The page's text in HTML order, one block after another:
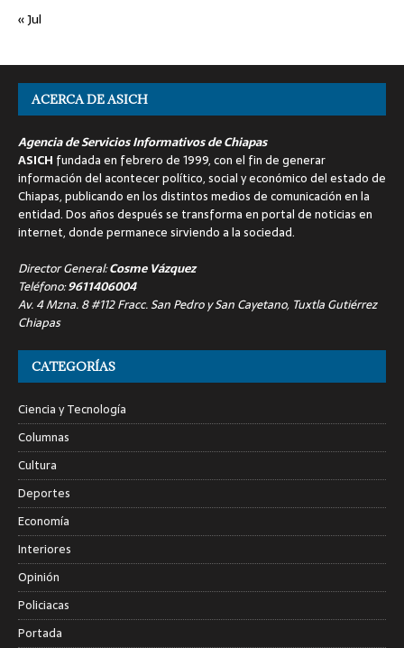
« Jul
ACERCA DE ASICH
Agencia de Servicios Informativos de Chiapas
ASICH fundada en febrero de 1999, con el fin de generar
información del acontecer político, social y económico del estado de
Chiapas, publicando en los distintos medios de comunicación en la
entidad. Dos años después se transforma en portal de noticias en
internet, donde permanece sirviendo a la sociedad.
Director General:Cosme Vázquez
Teléfono:9611406004
Av. 4 Mzna. 8 #112 Fracc. San Pedro y San Cayetano, Tuxtla Gutiérrez
Chiapas
CATEGORÍAS
Ciencia y Tecnología
Columnas
Cultura
Deportes
Economía
Interiores
Opinión
Policiacas
Portada